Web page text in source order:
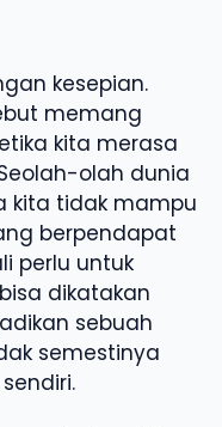
kesepian.
memang
kita merasa
olah dunia
kita tidak mampu
berpendapat
perlu untuk
dikatakan
sebuah
semestinya